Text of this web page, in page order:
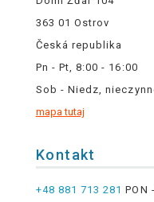
363 01 Ostrov
Česká republika
Pn - Pt, 8:00 - 16:00
Sob - Niedz,
mapa tutaj
Kontakt
+48 881 713 281 PON